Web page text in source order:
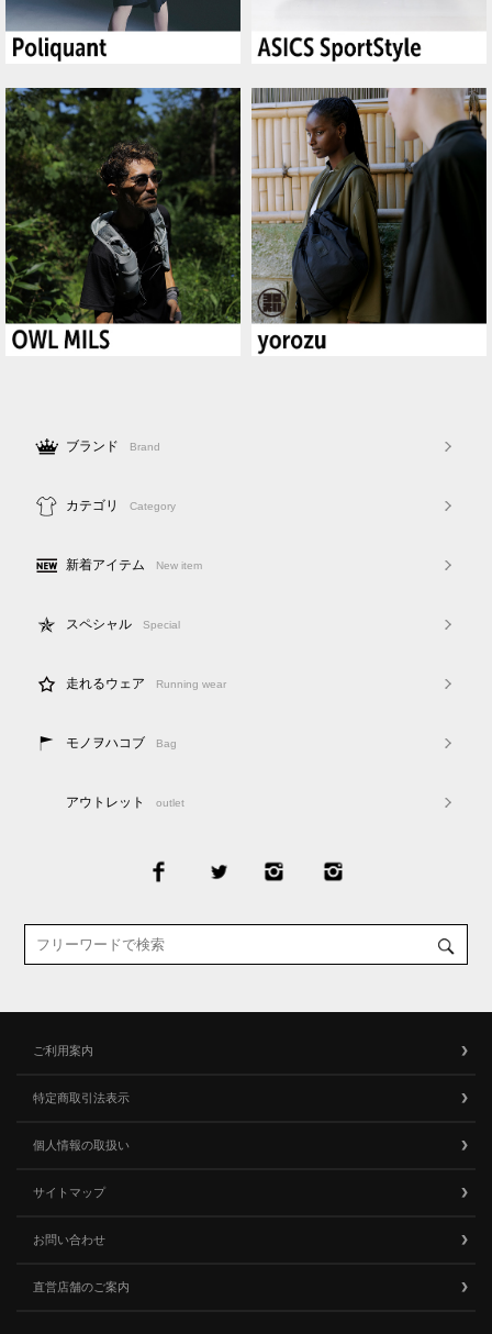
ブランド Brand
カテゴリ Category
新着アイテム New item
スペシャル Special
走れるウェア Running wear
モノヲハコブ Bag
アウトレット outlet
ご利用案内
特定商取引法表示
個人情報の取扱い
サイトマップ
お問い合わせ
直営店舗のご案内